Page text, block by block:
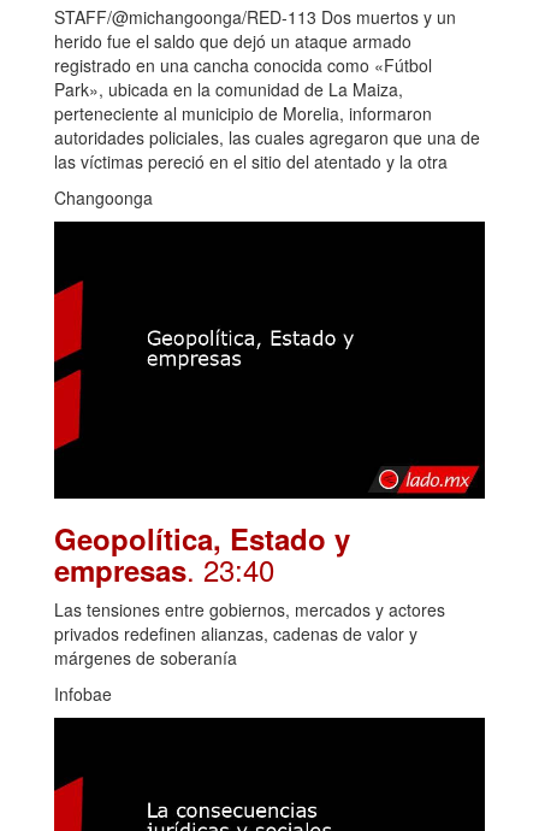
STAFF/@michangoonga/RED-113 Dos muertos y un
herido fue el saldo que dejó un ataque armado
registrado en una cancha conocida como «Fútbol
Park», ubicada en la comunidad de La Maiza,
perteneciente al municipio de Morelia, informaron
autoridades policiales, las cuales agregaron que una de
las víctimas pereció en el sitio del atentado y la otra
Changoonga
Geopolítica, Estado y
empresas. 23:40
Las tensiones entre gobiernos, mercados y actores
privados redefinen alianzas, cadenas de valor y
márgenes de soberanía
Infobae